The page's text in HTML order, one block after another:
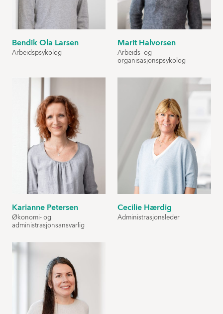
Bendik Ola Larsen
Arbeidspsykolog
Marit Halvorsen
Arbeids- og
organisasjonspsykolog
Karianne Petersen
Økonomi- og
administrasjonsansvarlig
Cecilie Hærdig
Administrasjonsleder